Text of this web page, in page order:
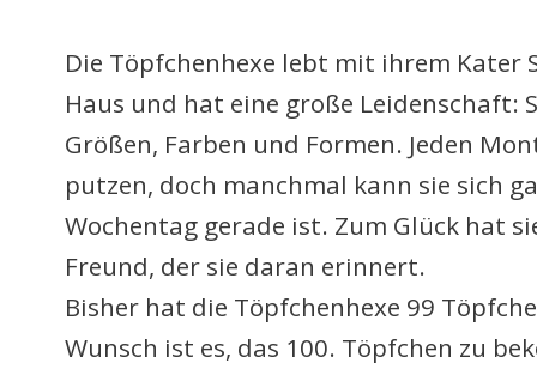
Die Töpfchenhexe lebt mit ihrem Kater
Haus und hat eine große Leidenschaft:
Größen, Farben und Formen. Jeden
putzen, doch manchmal kann sie sich
Wochentag gerade ist. Zum Glück hat
Freund, der sie daran erinnert.
Bisher hat die Töpfchenhexe 99
Wunsch ist es, das 100. Töpfchen zu